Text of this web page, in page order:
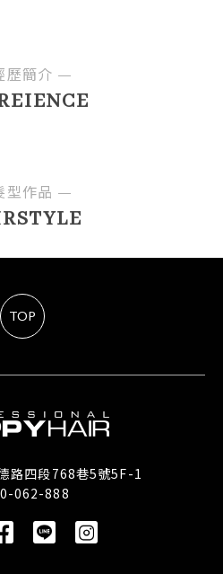
歷簡介
型作品
TOP
路四段768巷5號5F-1
062-888